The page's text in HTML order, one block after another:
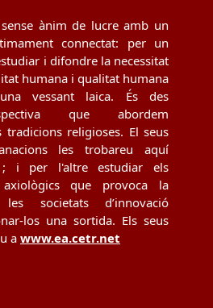
ànim de lucre amb un
connectat: per un
i difondre la necessitat
humana i qualitat humana
vessant laica. És des
que abordem
tradicions religioses. El seus
les trobareu aquí
i per l'altre estudiar els
que provoca la
societats d’innovació
los una sortida. Els seus
a www.ea.cetr.net